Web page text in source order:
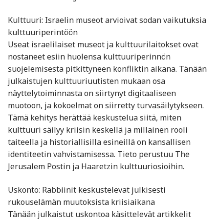
Kulttuuri: Israelin museot arvioivat sodan vaikutuksia
kulttuuriperintöön
Useat israelilaiset museot ja kulttuurilaitokset ovat
nostaneet esiin huolensa kulttuuriperinnön
suojelemisesta pitkittyneen konfliktin aikana. Tänään
julkaistujen kulttuuriuutisten mukaan osa
näyttelytoiminnasta on siirtynyt digitaaliseen
muotoon, ja kokoelmat on siirretty turvasäilytykseen.
Tämä kehitys herättää keskustelua siitä, miten
kulttuuri säilyy kriisin keskellä ja millainen rooli
taiteella ja historiallisilla esineillä on kansallisen
identiteetin vahvistamisessa. Tieto perustuu The
Jerusalem Postin ja Haaretzin kulttuuriosioihin.
Uskonto: Rabbiinit keskustelevat julkisesti
rukouselämän muutoksista kriisiaikana
Tänään julkaistut uskontoa käsittelevät artikkelit